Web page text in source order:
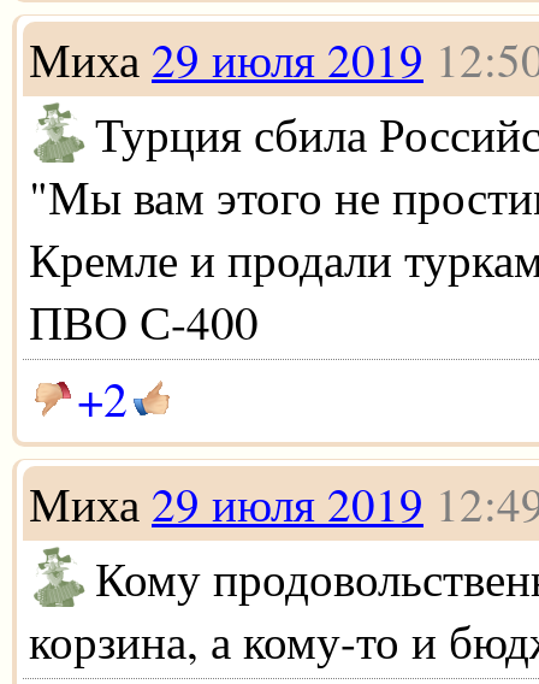
Миха 29 июля 2019
Турция сбила
"Мы вам этого не
Кремле и продали
ПВО С-400
+2
Миха 29 июля 2019
Кому
корзина, а кому-то и